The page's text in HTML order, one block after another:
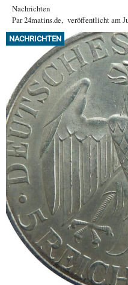
Nachrichten
Par24matins.de, veröffentlicht am
NACHRICHTEN